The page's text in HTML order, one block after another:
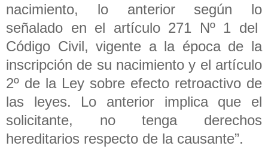
nacimiento, lo anterior según lo
señalado en el artículo 271 Nº 1 del
Código Civil, vigente a la época de la
inscripción de su nacimiento y el artículo
2º de la Ley sobre efecto retroactivo de
las leyes. Lo anterior implica que el
solicitante, no tenga derechos
hereditarios respecto de la causante”.